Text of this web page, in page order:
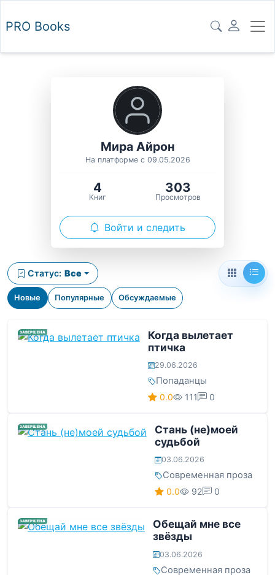
PRO Books
Мира Айрон
На платформе с 09.05.2026
4
Книг
303
Просмотров
Войти и следить
Новые Популярные Обсуждаемые
Статус: Все
ЗАВЕРШЕНА
Когда вылетает
птичка
29.06.2026
Попаданцы
0.0 111 0
ЗАВЕРШЕНА
Стань (не)моей
судьбой
03.06.2026
Современная проза
0.0 92 0
ЗАВЕРШЕНА
Обещай мне все
звёзды
03.06.2026
Современная проза